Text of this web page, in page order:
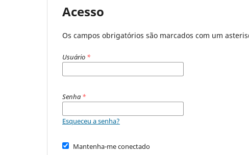
Acesso
Os campos obrigatórios são marcados com um
Usuário *
Senha *
Esqueceu a senha?
Mantenha-me conectado